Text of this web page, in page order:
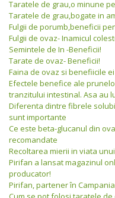
Taratele de grau,o minune
Taratele de grau,bogate in
Fulgii de porumb,beneficii
Fulgii de ovaz- Inamicul
Semintele de In -Beneficii!
Tarate de ovaz- Beneficii!
Faina de ovaz si benefiicile
Efectele benefice ale
tranzitului intestinal. Asa au
Diferenta dintre fibrele
sunt importante
Ce este beta-glucanul din
recomandate
Recoltarea mierii in viata
Pirifan a lansat magazinul
producator!
Pirifan, partener în